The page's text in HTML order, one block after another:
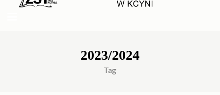
2023/2024
Tag